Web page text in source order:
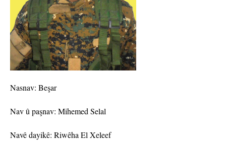
Nasnav: Beşar
Nav û paşnav: Mihemed Selal
Navê dayikê: Riwêha El Xeleef